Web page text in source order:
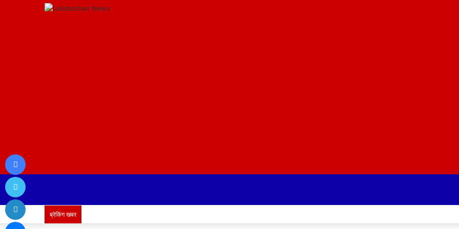
ब्रेकिंग खबर
Twitter
Messenger